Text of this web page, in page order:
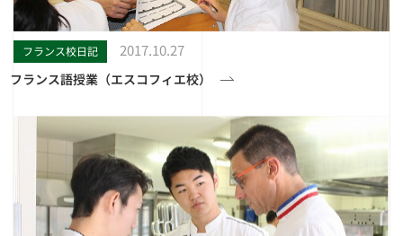
フランス校日記 2017.10.27
フランス語授業（エスコフィエ校）